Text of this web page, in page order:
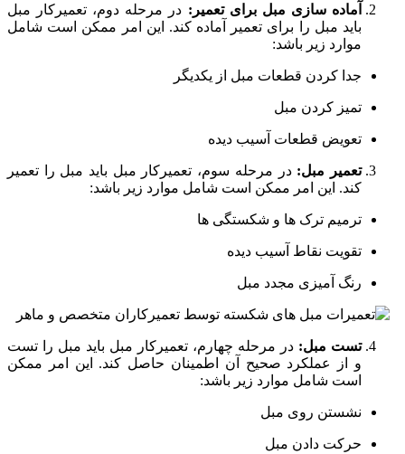
آماده سازی مبل برای تعمیر: در مرحله دوم، تعمیرکار مبل
باید مبل را برای تعمیر آماده کند. این امر ممکن است شامل
موارد زیر باشد:
جدا کردن قطعات مبل از یکدیگر
تمیز کردن مبل
تعویض قطعات آسیب دیده
تعمیر مبل: در مرحله سوم، تعمیرکار مبل باید مبل را تعمیر
کند. این امر ممکن است شامل موارد زیر باشد:
ترمیم ترک ها و شکستگی ها
تقویت نقاط آسیب دیده
رنگ آمیزی مجدد مبل
تست مبل: در مرحله چهارم، تعمیرکار مبل باید مبل را تست
و از عملکرد صحیح آن اطمینان حاصل کند. این امر ممکن
است شامل موارد زیر باشد:
نشستن روی مبل
حرکت دادن مبل